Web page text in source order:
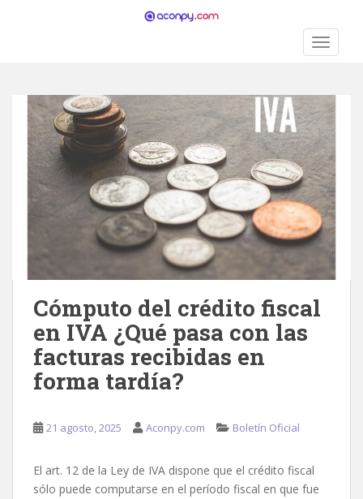
Cómputo del crédito fiscal
en IVA ¿Qué pasa con las
facturas recibidas en
forma tardía?
21 agosto, 2025 Aconpy.com Boletín Oficial
El art. 12 de la Ley de IVA dispone que el crédito fiscal
sólo puede computarse en el período fiscal en que fue